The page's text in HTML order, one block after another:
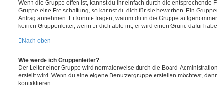
Wenn die Gruppe offen ist, kannst du ihr einfach durch die entsprechende
Gruppe eine Freischaltung, so kannst du dich für sie bewerben. Ein
Antrag annehmen. Er könnte fragen, warum du in die Gruppe
keinen Gruppenleiter, wenn er dich ablehnt, er wird einen Grund dafür
Nach oben
Wie werde ich Gruppenleiter?
Der Leiter einer Gruppe wird normalerweise durch die Board-
erstellt wird. Wenn du eine eigene Benutzergruppe erstellen möchtest,
kontaktieren.